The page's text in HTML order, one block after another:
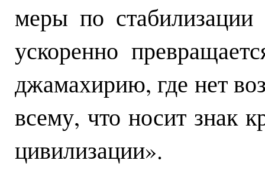
меры по
ускоренно
джамахирию, где нет
всему, что носит знак
цивилизации».